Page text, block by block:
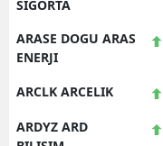
SIGORTA
ARASE DOGU ARAS
ENERJI
ARCLK ARCELIK
ARDYZ ARD